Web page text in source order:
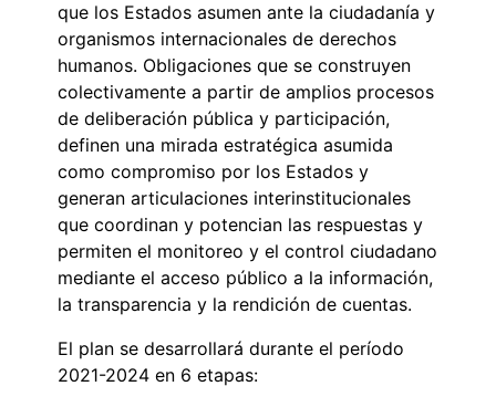
que los Estados asumen ante la ciudadanía y
organismos internacionales de derechos
humanos. Obligaciones que se construyen
colectivamente a partir de amplios procesos
de deliberación pública y participación,
definen una mirada estratégica asumida
como compromiso por los Estados y
generan articulaciones interinstitucionales
que coordinan y potencian las respuestas y
permiten el monitoreo y el control ciudadano
mediante el acceso público a la información,
la transparencia y la rendición de cuentas.
El plan se desarrollará durante el período
2021-2024 en 6 etapas: